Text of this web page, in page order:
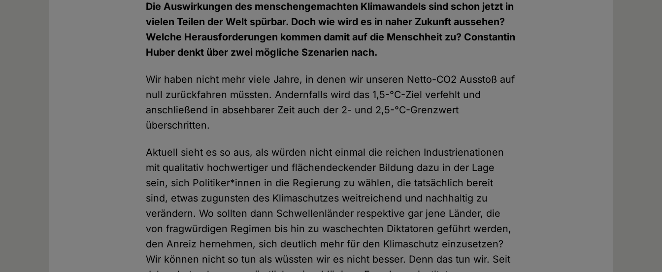
Die Auswirkungen des menschengemachten Klimawandels sind schon jetzt in
vielen Teilen der Welt spürbar. Doch wie wird es in naher Zukunft aussehen?
Welche Herausforderungen kommen damit auf die Menschheit zu? Constantin
Huber denkt über zwei mögliche Szenarien nach.
Wir haben nicht mehr viele Jahre, in denen wir unseren Netto-CO2 Ausstoß auf
null zurückfahren müssten. Andernfalls wird das 1,5-°C-Ziel verfehlt und
anschließend in absehbarer Zeit auch der 2- und 2,5-°C-Grenzwert
überschritten.
Aktuell sieht es so aus, als würden nicht einmal die reichen Industrienationen
mit qualitativ hochwertiger und flächendeckender Bildung dazu in der Lage
sein, sich Politiker*innen in die Regierung zu wählen, die tatsächlich bereit
sind, etwas zugunsten des Klimaschutzes weitreichend und nachhaltig zu
verändern. Wo sollten dann Schwellenländer respektive gar jene Länder, die
von fragwürdigen Regimen bis hin zu waschechten Diktatoren geführt werden,
den Anreiz hernehmen, sich deutlich mehr für den Klimaschutz einzusetzen?
Wir können nicht so tun als wüssten wir es nicht besser. Denn das tun wir. Seit